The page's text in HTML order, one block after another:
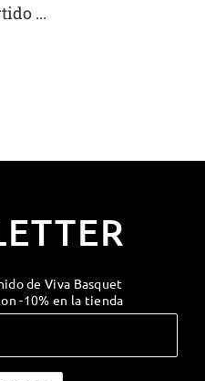
...
de Viva Basquet
-10% en la tienda